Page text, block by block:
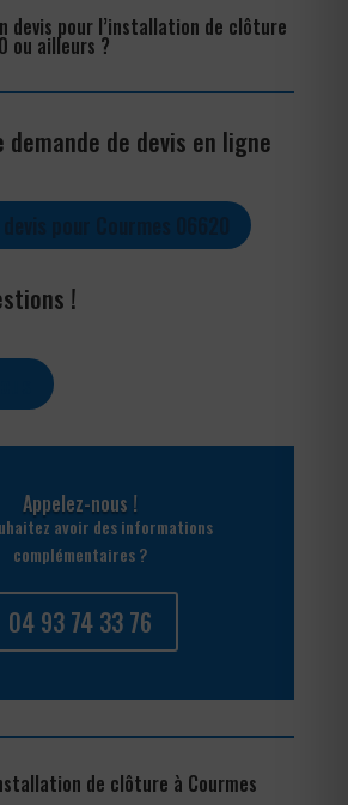
devis pour l’installation de clôture
ou ailleurs ?
demande de devis en ligne
!
Appelez-nous !
avoir des informations
complémentaires ?
04 93 74 33 76
de clôture à Courmes